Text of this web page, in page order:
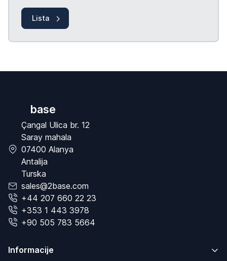
Lista
base
Çangal Ulica br. 12
Saray mahala
07400 Alanya
Antalija
Turska
sales@2base.com
+44 207 660 22 23
+353 1 443 3978
+90 505 783 5664
Informacije